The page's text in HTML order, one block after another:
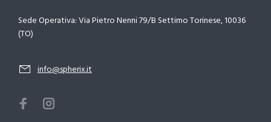
Sede Operativa: Via Pietro Nenni 79/B Settimo Torinese, 10036
(TO)
info@spherix.it